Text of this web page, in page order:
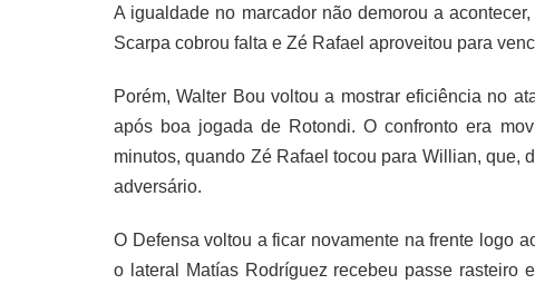
A igualdade no marcador não demorou a
Scarpa cobrou falta e Zé Rafael aproveitou para
Porém, Walter Bou voltou a mostrar eficiência no
após boa jogada de Rotondi. O confronto era
minutos, quando Zé Rafael tocou para Willian, que,
adversário.
O Defensa voltou a ficar novamente na frente logo
o lateral Matías Rodríguez recebeu passe rasteiro